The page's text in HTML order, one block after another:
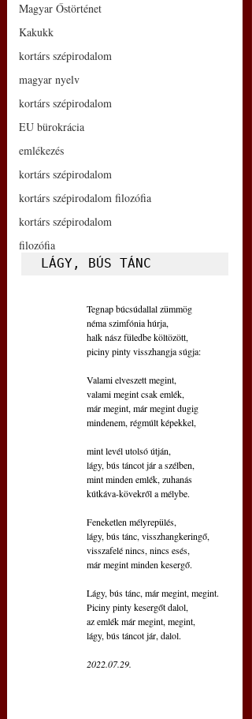
Magyar Őstörténet
Kakukk
kortárs szépirodalom
magyar nyelv
kortárs szépirodalom
EU bürokrácia
emlékezés
kortárs szépirodalom
kortárs szépirodalom filozófia
kortárs szépirodalom
filozófia
LÁGY, BÚS TÁNC
Tegnap búcsúdallal zümmög
néma szimfónia húrja,
halk nász füledbe költözött,
piciny pinty visszhangja súgja:
Valami elveszett megint,
valami megint csak emlék,
már megint, már megint dugig
mindenem, régmúlt képekkel,
mint levél utolsó útján,
lágy, bús táncot jár a szélben,
mint minden emlék, zuhanás
kútkáva-kövekről a mélybe.
Feneketlen mélyrepülés,
lágy, bús tánc, visszhangkeringő,
visszafelé nincs, nincs esés,
már megint minden kesergő.
Lágy, bús tánc, már megint, megint.
Piciny pinty kesergőt dalol,
az emlék már megint, megint,
lágy, bús táncot jár, dalol.
2022.07.29.